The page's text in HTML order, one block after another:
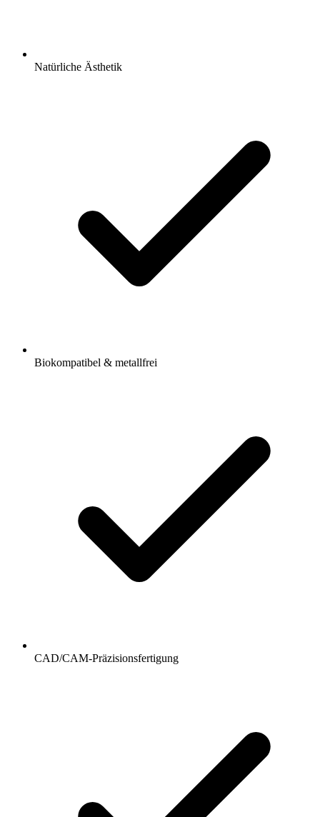
Natürliche Ästhetik
Biokompatibel & metallfrei
CAD/CAM-Präzisionsfertigung